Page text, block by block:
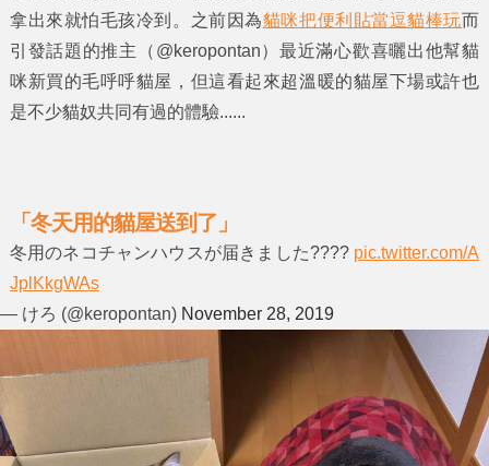
拿出來就怕毛孩冷到。之前因為貓咪把便利貼當逗貓棒玩而
引發話題的推主（@keropontan）最近滿心歡喜曬出他幫貓
咪新買的毛呼呼貓屋，但這看起來超溫暖的貓屋下場或許也
是不少貓奴共同有過的體驗......
「冬天用的貓屋送到了」
冬用のネコチャンハウスが届きました???? pic.twitter.com/A
JplKkgWAs
— けろ (@keropontan) November 28, 2019